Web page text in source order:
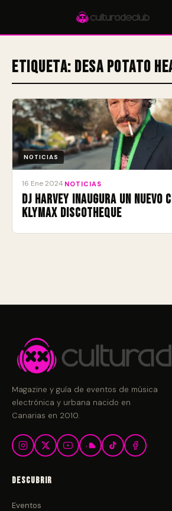
Accesos rápidos:🎪 Eventos🎤 Artistas📍
Etiqueta: Desa Potato
NOTICIAS
16 Ene 2024 NOTICIAS
DJ Harvey inaugura un nuevo
Klymax Discotheque
Magazine y guía de eventos de música
electrónica y urbana nacido en
Canarias en 2010.
Descubrir
Eventos